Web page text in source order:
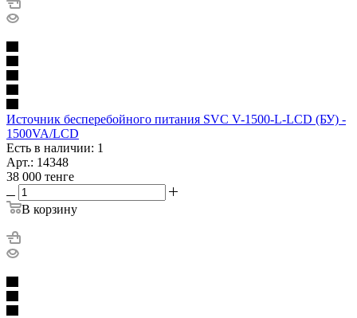
Источник бесперебойного питания SVC V-1500-L-LCD (БУ) -
1500VA/LCD
Есть в наличии: 1
Арт.: 14348
38 000 тенге
В корзину